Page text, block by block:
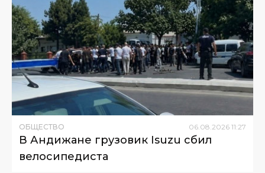
ОБЩЕСТВО 06.08.2026 11:27
В Андижане грузовик Isuzu сбил
велосипедиста